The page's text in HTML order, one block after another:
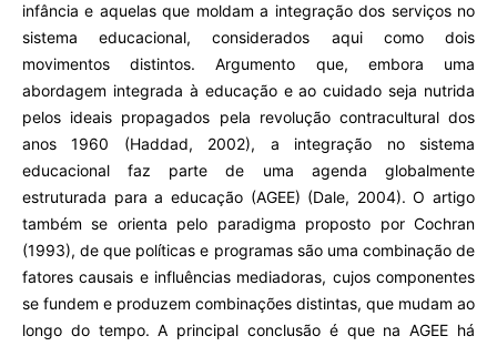
infância e aquelas que moldam a integração dos serviços no
sistema educacional, considerados aqui como dois
movimentos distintos. Argumento que, embora uma
abordagem integrada à educação e ao cuidado seja nutrida
pelos ideais propagados pela revolução contracultural dos
anos 1960 (Haddad, 2002), a integração no sistema
educacional faz parte de uma agenda globalmente
estruturada para a educação (AGEE) (Dale, 2004). O artigo
também se orienta pelo paradigma proposto por Cochran
(1993), de que políticas e programas são uma combinação de
fatores causais e influências mediadoras, cujos componentes
se fundem e produzem combinações distintas, que mudam ao
longo do tempo. A principal conclusão é que na AGEE há